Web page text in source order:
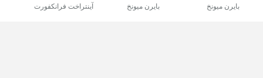
بايرن ميونخ بايرن ميونخ آينتراخت فرانكفورت